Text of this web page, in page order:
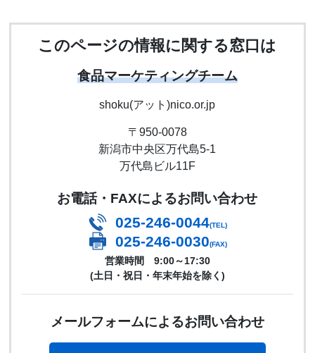
このページの情報に関する窓口は
食品マーケティングチーム
shoku(アット)nico.or.jp
〒950-0078
新潟市中央区万代島5-1
万代島ビル11F
お電話・FAXによるお問い合わせ
025-246-0044(TEL)
025-246-0030(FAX)
営業時間 9:00～17:30
(土日・祝日・年末年始を除く)
メールフォームによるお問い合わせ